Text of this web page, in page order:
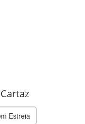
Estreia